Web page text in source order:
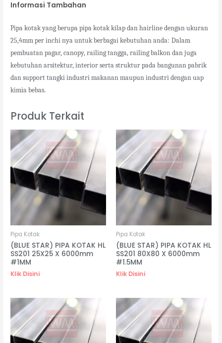
Informasi Tambahan
Pipa kotak yang berupa pipa kotak kilap dan hairline dengan ukuran
25,4mm per inchi nya untuk berbagai kebutuhan anda: Dalam
pembuatan pagar, canopy, railing tangga, railing balkon dan juga
kebutuhan arsitektur, interior serta struktur pada bangunan pabrik
dan support tangki industri makanan maupun industri dengan uap
kimia bebas.
Produk Terkait
Pipa Kotak
(BLUE STAR) PIPA KOTAK HL
SS201 25X25 X 6000mm
#1MM
Klik Disini
Pipa Kotak
(BLUE STAR) PIPA KOTAK HL
SS201 80X80 X 6000mm
#1.5MM
Klik Disini